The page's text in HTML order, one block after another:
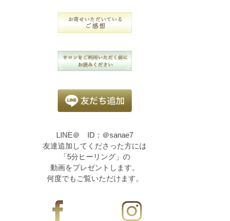
LINE＠ ID：＠sanae7
友達追加してくださった方には
「5分ヒーリング」の
動画をプレゼントします。
何度でもご覧いただけます。